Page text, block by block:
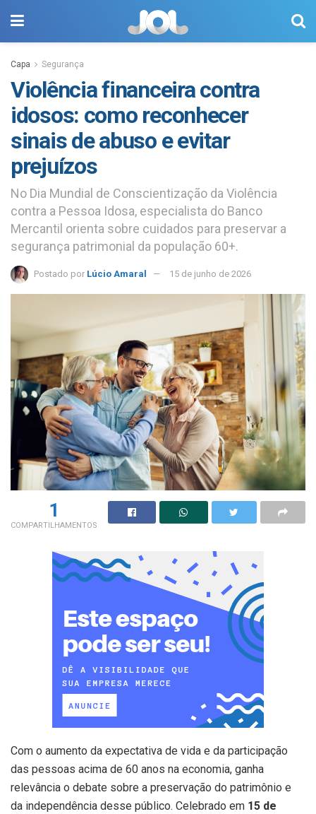
Capa Segurança
Violência financeira contra
idosos: como reconhecer
sinais de abuso e evitar
prejuízos
No Dia Mundial de Conscientização da Violência
contra a Pessoa Idosa, especialista do Banco
Mercantil orienta sobre cuidados para preservar a
segurança patrimonial da população 60+.
Postado por Lúcio Amaral 15 de junho de 2026
1
COMPARTILHAMENTOS
Com o aumento da expectativa de vida e da participação
das pessoas acima de 60 anos na economia, ganha
relevância o debate sobre a preservação do patrimônio e
da independência desse público. Celebrado em 15 de